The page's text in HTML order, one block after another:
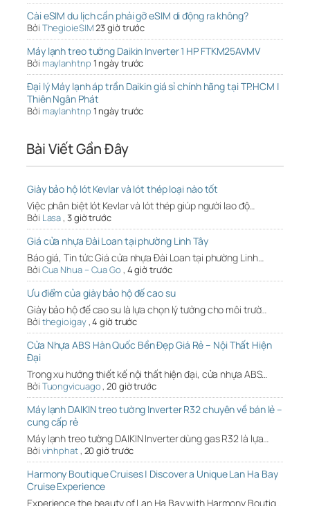
Cài eSIM du lịch cần phải gỡ eSIM di động ra không?
Bởi ThegioieSIM23 giờ trước
Máy lạnh treo tường Daikin Inverter 1 HP FTKM25AVMV
Bởi maylanhtnp 1 ngày trước
Đại lý Máy lạnh áp trần Daikin giá sỉ chính hãng tại TP.HCM |
Thiên Ngân Phát
Bởi maylanhtnp 1 ngày trước
Bài Viết Gần Đây
Giày bảo hộ lót Kevlar và lót thép loại nào tốt
Việc phân biệt lót Kevlar và lót thép giúp người lao độ…
Bởi Lasa, 3 giờ trước
Giá cửa nhựa Đài Loan tại phường Linh Tây
Báo giá, Tin tức Giá cửa nhựa Đài Loan tại phường Linh…
Bởi Cua Nhua – Cua Go , 4 giờ trước
Ưu điểm của giày bảo hộ đế cao su
Giày bảo hộ đế cao su là lựa chọn lý tưởng cho môi trườ…
Bởi thegioigay,4 giờ trước
Cửa Nhựa ABS Hàn Quốc Bền Đẹp Giá Rẻ – Nội Thất Hiện
Đại
Trong xu hướng thiết kế nội thất hiện đại, cửa nhựa ABS…
Bởi Tuongvicuago,20 giờ trước
Máy lạnh DAIKIN treo tường Inverter R32 chuyên về bán lẻ –
cung cấp rẻ
Máy lạnh treo tường DAIKIN Inverter dùng gas R32 là lựa…
Bởi vinhphat, 20 giờ trước
Harmony Boutique Cruises | Discover a Unique Lan Ha Bay
Cruise Experience
Experience the beauty of Lan Ha Bay with Harmony Boutiq…